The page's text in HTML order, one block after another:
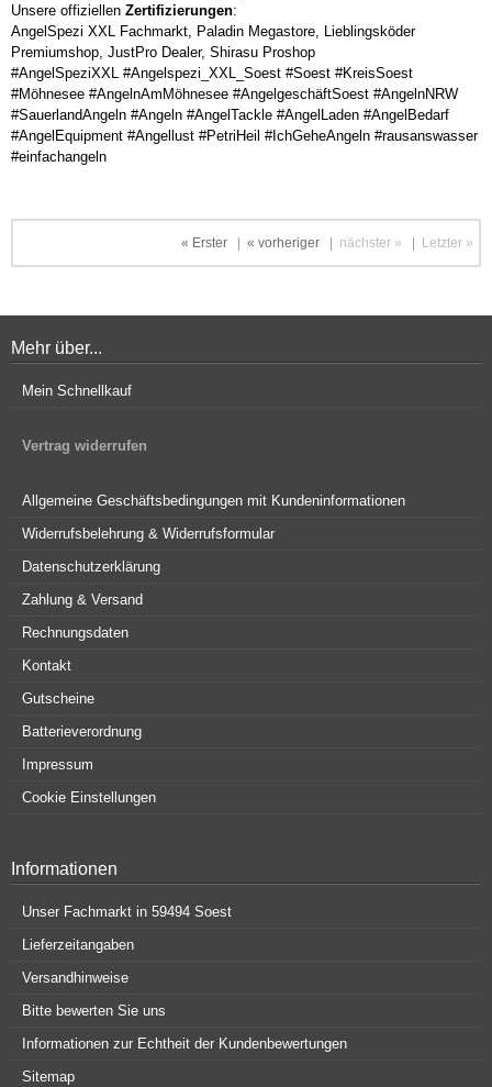
Unsere offiziellen Zertifizierungen:
AngelSpezi XXL Fachmarkt, Paladin Megastore, Lieblingsköder
Premiumshop, JustPro Dealer, Shirasu Proshop
#AngelSpeziXXL #Angelspezi_XXL_Soest #Soest #KreisSoest
#Möhnesee #AngelnAmMöhnesee #AngelgeschäftSoest #AngelnNRW
#SauerlandAngeln #Angeln #AngelTackle #AngelLaden #AngelBedarf
#AngelEquipment #Angellust #PetriHeil #IchGeheAngeln #rausanswasser
#einfachangeln
« Erster « vorheriger nächster » Letzter »
Mehr über...
Mein Schnellkauf
Vertrag widerrufen
Allgemeine Geschäftsbedingungen mit Kundeninformationen
Widerrufsbelehrung & Widerrufsformular
Datenschutzerklärung
Zahlung & Versand
Rechnungsdaten
Kontakt
Gutscheine
Batterieverordnung
Impressum
Cookie Einstellungen
Informationen
Unser Fachmarkt in 59494 Soest
Lieferzeitangaben
Versandhinweise
Bitte bewerten Sie uns
Informationen zur Echtheit der Kundenbewertungen
Sitemap